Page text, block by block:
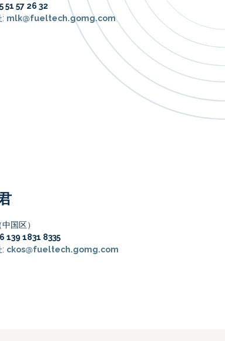
51 57 26 32
: mlk@fueltech.gomg.com
国区）
139 1831 8335
: ckos@fueltech.gomg.com